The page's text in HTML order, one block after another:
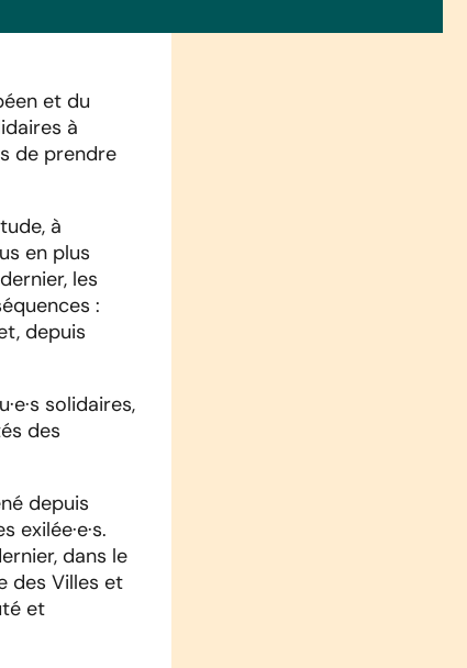
et du
à
de prendre
à
en plus
les
:
depuis
solidaires,
des
depuis
dans le
des Villes et
et